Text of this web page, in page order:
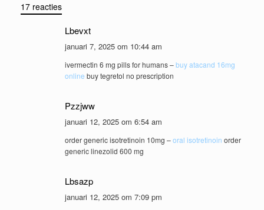
17 reacties
Lbevxt
januari 7, 2025 om 10:44 am
ivermectin 6 mg pills for humans –buy atacand 16mg
online buy tegretol no prescription
Pzzjww
januari 12, 2025 om 6:54 am
order generic isotretinoin 10mg –oral isotretinoin order
generic linezolid 600 mg
Lbsazp
januari 12, 2025 om 7:09 pm